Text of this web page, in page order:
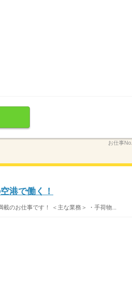
お仕事No.
港で働く！
のお仕事です！ ＜主な業務＞ ・手荷物...